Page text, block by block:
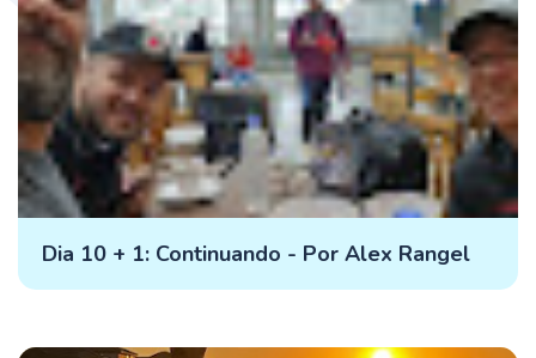
Dia 10 + 1: Continuando - Por Alex Rangel